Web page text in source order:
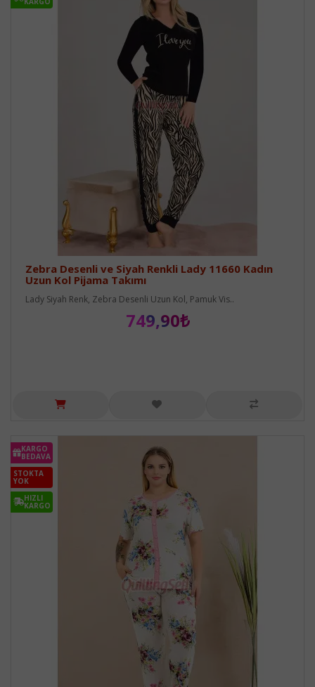
Zebra Desenli ve Siyah Renkli Lady 11660 Kadın
Uzun Kol Pijama Takımı
Lady Siyah Renk, Zebra Desenli Uzun Kol, Pamuk Vis..
749,90₺
KARGO
BEDAVA
STOKTA
YOK
HIZLI
KARGO